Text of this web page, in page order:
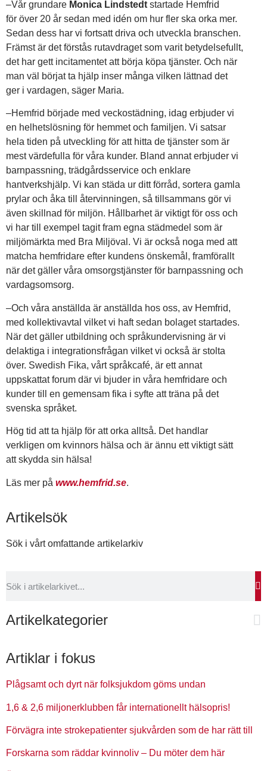
–Vår grundare Monica Lindstedt startade Hemfrid
för över 20 år sedan med idén om hur fler ska orka mer.
Sedan dess har vi fortsatt driva och utveckla branschen.
Främst är det förstås rutavdraget som varit betydelsefullt,
det har gett incitamentet att börja köpa tjänster. Och när
man väl börjat ta hjälp inser många vilken lättnad det
ger i vardagen, säger Maria.
–Hemfrid började med veckostädning, idag erbjuder vi
en helhetslösning för hemmet och familjen. Vi satsar
hela tiden på utveckling för att hitta de tjänster som är
mest värdefulla för våra kunder. Bland annat erbjuder vi
barnpassning, trädgårdsservice och enklare
hantverkshjälp. Vi kan städa ur ditt förråd, sortera gamla
prylar och åka till återvinningen, så tillsammans gör vi
även skillnad för miljön. Hållbarhet är viktigt för oss och
vi har till exempel tagit fram egna städmedel som är
miljömärkta med Bra Miljöval. Vi är också noga med att
matcha hemfridare efter kundens önskemål, framförallt
när det gäller våra omsorgstjänster för barnpassning och
vardagsomsorg.
–Och våra anställda är anställda hos oss, av Hemfrid,
med kollektivavtal vilket vi haft sedan bolaget startades.
När det gäller utbildning och språkundervisning är vi
delaktiga i integrationsfrågan vilket vi också är stolta
över. Swedish Fika, vårt språkcafé, är ett annat
uppskattat forum där vi bjuder in våra hemfridare och
kunder till en gemensam fika i syfte att träna på det
svenska språket.
Hög tid att ta hjälp för att orka alltså. Det handlar
verkligen om kvinnors hälsa och är ännu ett viktigt sätt
att skydda sin hälsa!
Läs mer på www.hemfrid.se.
Artikelsök
Sök i vårt omfattande artikelarkiv
Artikelkategorier
Artiklar i fokus
Plågsamt och dyrt när folksjukdom göms undan
1,6 & 2,6 miljonerklubben får internationellt hälsopris!
Förvägra inte strokepatienter sjukvården som de har rätt till
Forskarna som räddar kvinnoliv – Du möter dem här